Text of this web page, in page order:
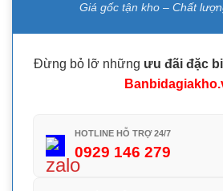
Giá gốc tận kho – Chất
Đừng bỏ lỡ những ưu đãi đặc
HOTLINE HỖ TRỢ 24/7
0929 146 279